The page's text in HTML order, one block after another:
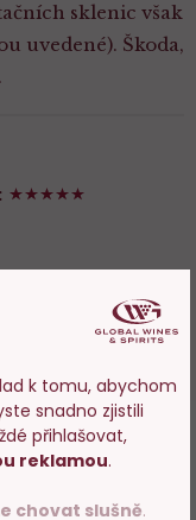
sklenic však
uvedené). Škoda,
100%
k tomu, abychom
snadno zjistili
přihlašovat,
reklamou.
chovat slušně.
Prosím